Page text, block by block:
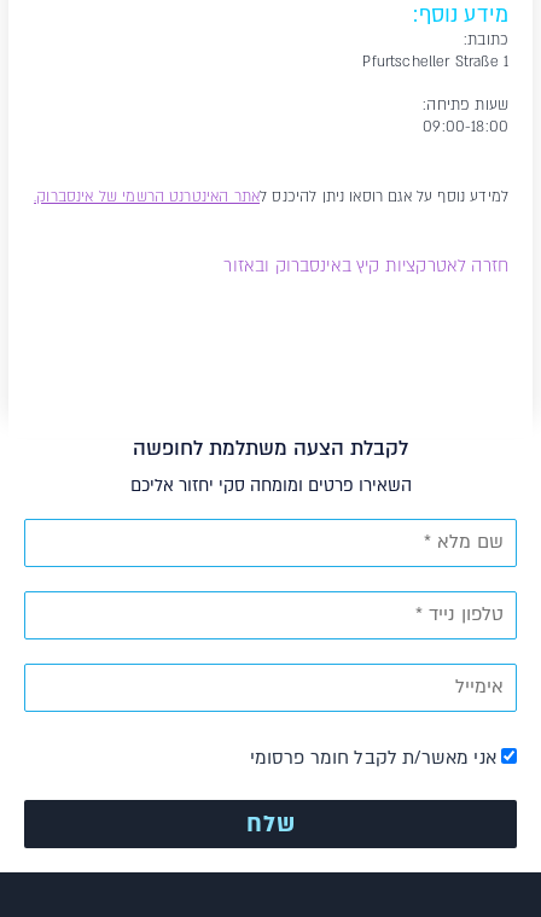
מידע נוסף:
כתובת:
Pfurtscheller Straße 1
שעות פתיחה:
09:00-18:00
למידע נוסף על אגם רוסאו ניתן להיכנס לאתר האינטרנט הרשמי של אינסברוק.
חזרה לאטרקציות קיץ באינסברוק ובאזור
לקבלת הצעה משתלמת לחופשה
השאירו פרטים ומומחה סקי יחזור אליכם
אני מאשר/ת לקבל חומר פרסומי